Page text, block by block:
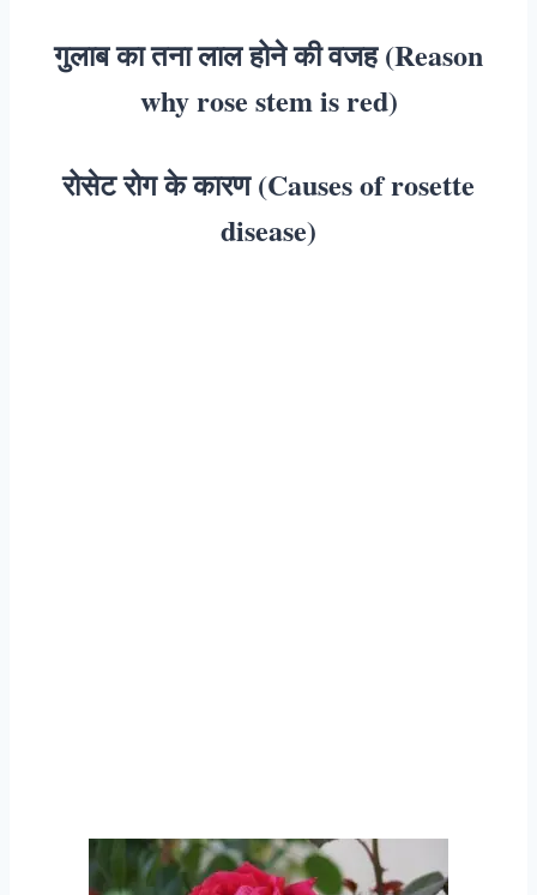
गुलाब का तना लाल होने की वजह (Reason
why rose stem is red)
रोसेट रोग के कारण (Causes of rosette
disease)